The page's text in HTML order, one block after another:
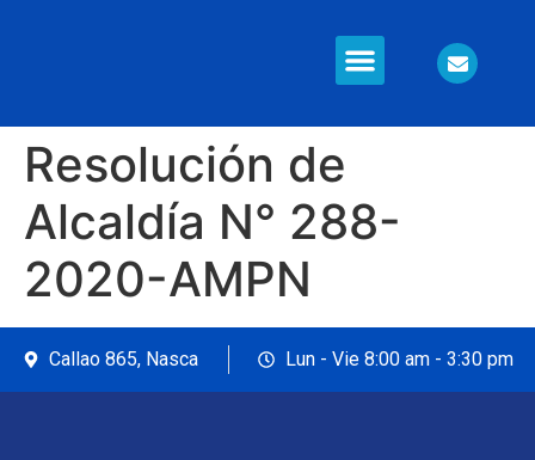
Resolución de
Alcaldía N° 288-
2020-AMPN
Callao 865, Nasca Lun - Vie 8:00 am - 3:30 pm